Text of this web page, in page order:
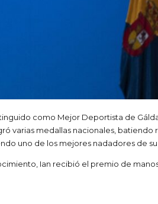
como Mejor Deportista de
varias medallas nacionales, batiendo
uno de los mejores nadadores de
Ian recibió el premio de